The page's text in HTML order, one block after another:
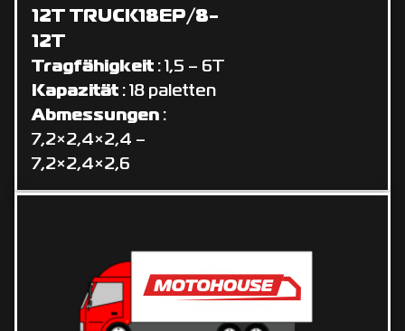
12T TRUCK18EP/8-
12T
Tragfähigkeit : 1,5 – 6T
Kapazität : 18 paletten
Abmessungen :
7,2×2,4×2,4 –
7,2×2,4×2,6